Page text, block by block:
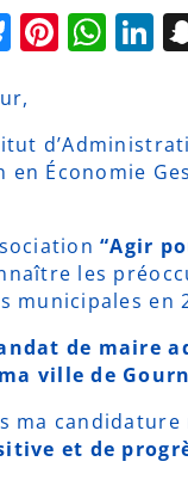
Bluesky
Économie
“Agir
les
municipales en
de maire
ville de
ma
et de